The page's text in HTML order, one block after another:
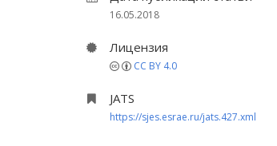
16.05.2018
Лицензия
CC BY 4.0
JATS
https://sjes.esrae.ru/jats.427.xml